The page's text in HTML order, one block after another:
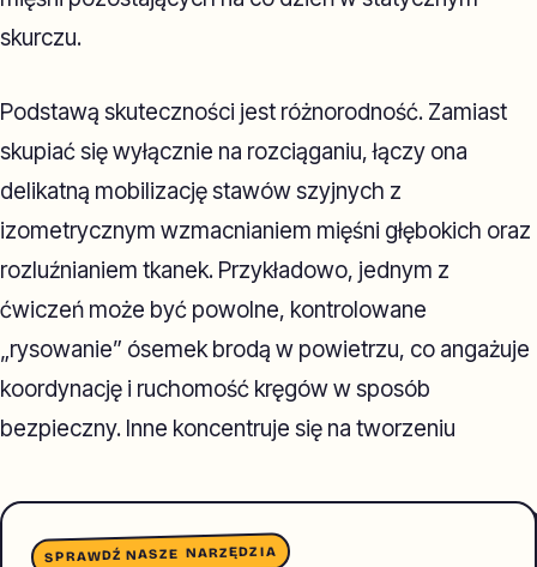
skurczu.
Podstawą skuteczności jest różnorodność. Zamiast
skupiać się wyłącznie na rozciąganiu, łączy ona
delikatną mobilizację stawów szyjnych z
izometrycznym wzmacnianiem mięśni głębokich oraz
rozluźnianiem tkanek. Przykładowo, jednym z
ćwiczeń może być powolne, kontrolowane
„rysowanie” ósemek brodą w powietrzu, co angażuje
koordynację i ruchomość kręgów w sposób
bezpieczny. Inne koncentruje się na tworzeniu
SPRAWDŹ NASZE NARZĘDZIA